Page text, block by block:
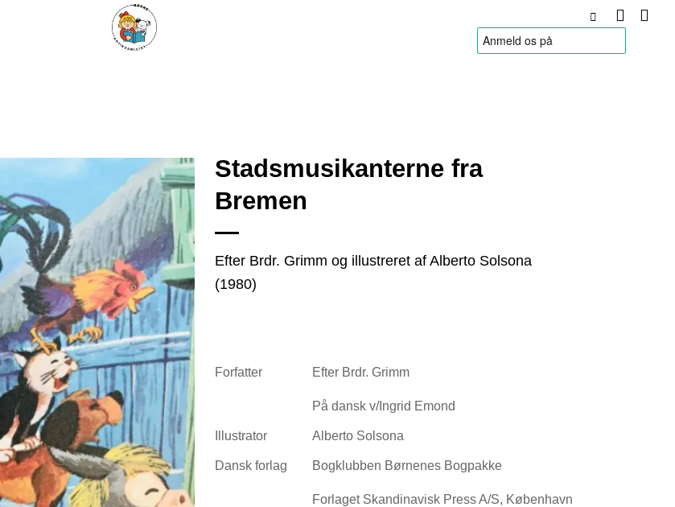
Tilføj
som
favorit
Stadsmusikanterne fra
Bremen
Efter Brdr. Grimm og illustreret af Alberto Solsona
(1980)
Forfatter Efter Brdr. Grimm
På dansk v/Ingrid Emond
Illustrator Alberto Solsona
Dansk forlag Bogklubben Børnenes Bogpakke
Forlaget Skandinavisk Press A/S, København